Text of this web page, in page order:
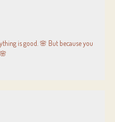
is good. 🌸 But because you